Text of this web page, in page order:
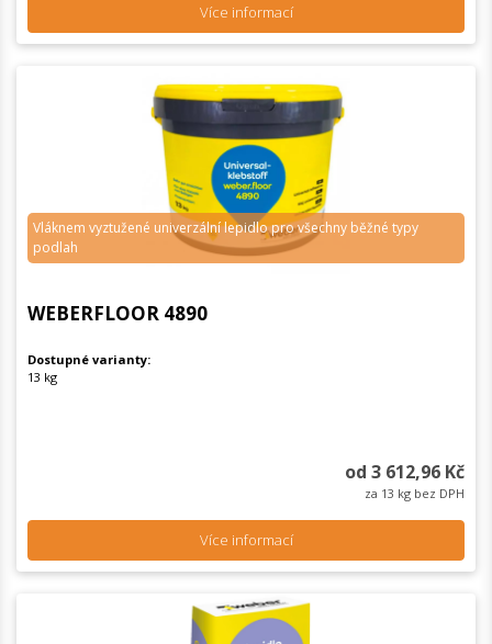
Více informací
Vláknem vyztužené univerzální lepidlo pro všechny běžné typy
podlah
WEBERFLOOR 4890
Dostupné varianty:
13 kg
od 3 612,96 Kč
za 13 kg bez DPH
Více informací